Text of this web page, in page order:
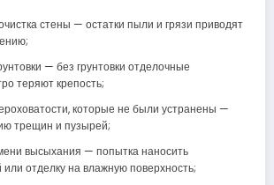
стены — остатки пыли и грязи приводят
— без грунтовки отделочные
теряют крепость;
которые не были устранены —
трещин и пузырей;
высыхания — попытка наносить
отделку на влажную поверхность;